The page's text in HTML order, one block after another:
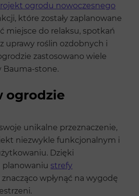
ogrodu nowoczesnego
które zostały zaplanowane
miejsce do relaksu, spotkań
uprawy roślin ozdobnych i
zastosowano wiele
Bauma-stone.
ogrodzie
unikalne przeznaczenie,
niezwykle funkcjonalnym i
Dzięki
planowaniustrefy
wpłynąć na wygodę